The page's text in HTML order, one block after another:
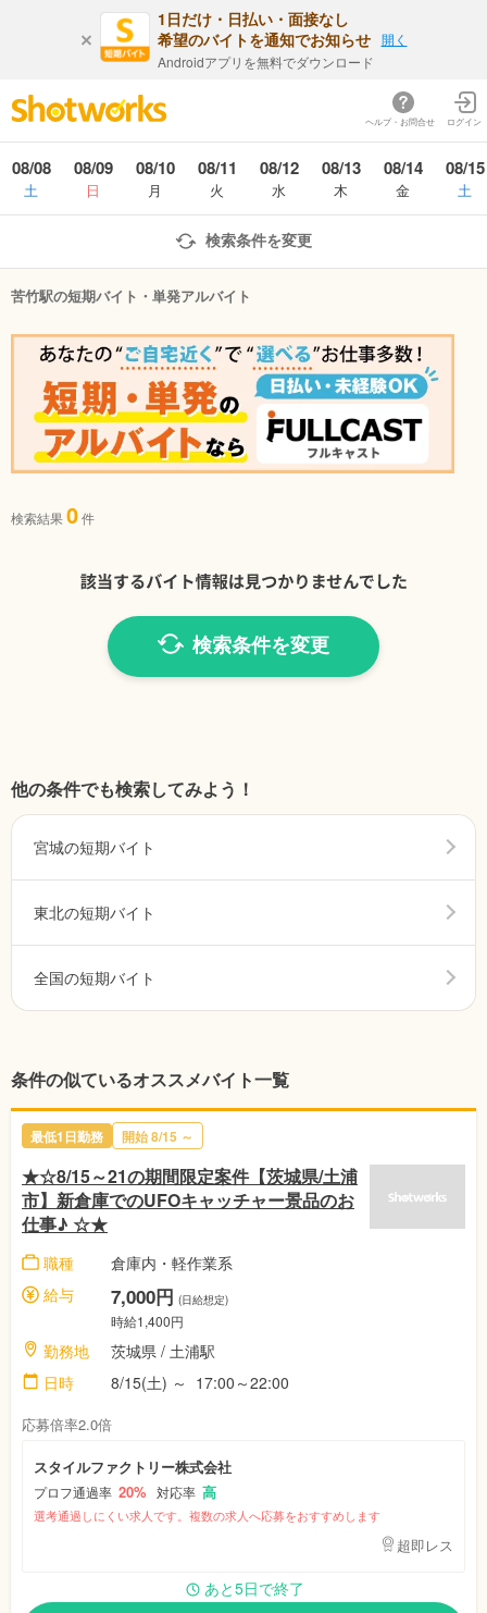
1日だけ・日払い・面接なし
希望のバイトを通知でお知らせ
Androidアプリを無料でダウンロード
開く
ヘルプ・お問合せ ログイン
08/08
土
08/09
日
08/10
月
08/11
火
08/12
水
08/13
木
08/14
金
08/15
土
検索条件を変更
苦竹駅の短期バイト・単発アルバイト
検索結果0件
検索条件を変更
他の条件でも検索してみよう！
宮城の短期バイト
東北の短期バイト
全国の短期バイト
条件の似ているオススメバイト一覧
最低1日勤務 開始8/15 ～
★☆8/15～21の期間限定案件【茨城県/土浦
市】新倉庫でのUFOキャッチャー景品のお
仕事♪ ☆★
職種
倉庫内・軽作業系
給与
7,000円 (日給想定)
時給1,400円
勤務地 茨城県 / 土浦駅
日時
8/15(土) ～ 17:00～22:00
応募倍率2.0倍
スタイルファクトリー株式会社
プロフ通過率 20% 対応率 高
選考通過しにくい求人です。複数の求人へ応募をおすすめします
超即レス
あと5日で終了